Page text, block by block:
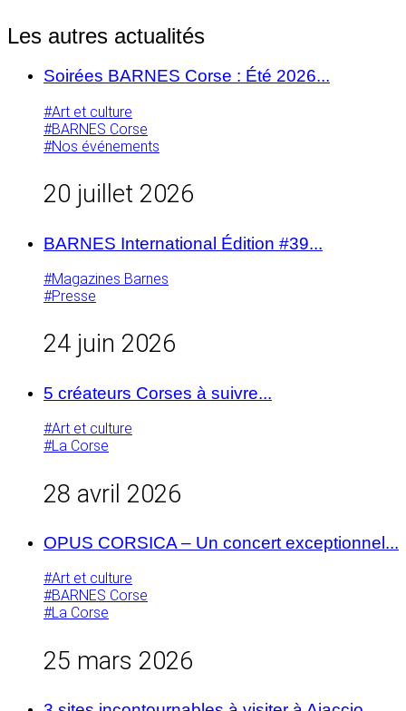
Les autres actualités
Soirées BARNES Corse : Été 2026...
#Art et culture
#BARNES Corse
#Nos événements
20 juillet 2026
BARNES International Édition #39...
#Magazines Barnes
#Presse
24 juin 2026
5 créateurs Corses à suivre...
#Art et culture
#La Corse
28 avril 2026
OPUS CORSICA – Un concert exceptionnel...
#Art et culture
#BARNES Corse
#La Corse
25 mars 2026